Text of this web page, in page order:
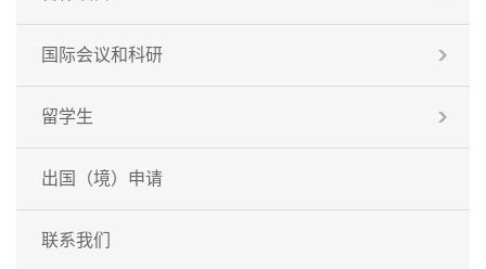
国际会议和科研
留学生
出国（境）申请
联系我们